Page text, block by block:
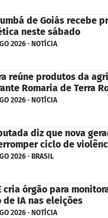
de Goiás recebe
neste sábado
2026 · NOTÍCIA
reúne produtos da
Romaria de Terra
2026 · NOTÍCIA
diz que nova
ciclo de
2026 · BRASIL
cria órgão para
de IA nas eleições
2026 · NOTÍCIA